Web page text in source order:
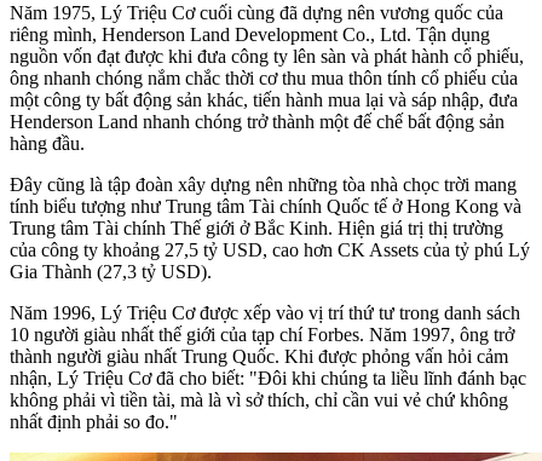
Năm 1975, Lý Triệu Cơ cuối cùng đã dựng nên vương quốc của
riêng mình, Henderson Land Development Co., Ltd. Tận dụng
nguồn vốn đạt được khi đưa công ty lên sàn và phát hành cổ phiếu,
ông nhanh chóng nắm chắc thời cơ thu mua thôn tính cổ phiếu của
một công ty bất động sản khác, tiến hành mua lại và sáp nhập, đưa
Henderson Land nhanh chóng trở thành một đế chế bất động sản
hàng đầu.
Đây cũng là tập đoàn xây dựng nên những tòa nhà chọc trời mang
tính biểu tượng như Trung tâm Tài chính Quốc tế ở Hong Kong và
Trung tâm Tài chính Thế giới ở Bắc Kinh. Hiện giá trị thị trường
của công ty khoảng 27,5 tỷ USD, cao hơn CK Assets của tỷ phú Lý
Gia Thành (27,3 tỷ USD).
Năm 1996, Lý Triệu Cơ được xếp vào vị trí thứ tư trong danh sách
10 người giàu nhất thế giới của tạp chí Forbes. Năm 1997, ông trở
thành người giàu nhất Trung Quốc. Khi được phỏng vấn hỏi cảm
nhận, Lý Triệu Cơ đã cho biết: "Đôi khi chúng ta liều lĩnh đánh bạc
không phải vì tiền tài, mà là vì sở thích, chỉ cần vui vẻ chứ không
nhất định phải so đo."